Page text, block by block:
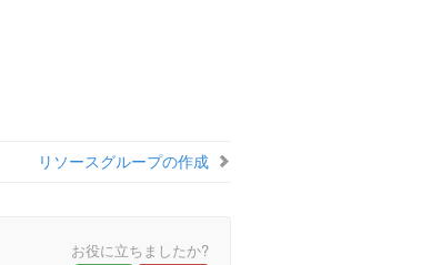
リソースグループの作成
お役に立ちましたか?